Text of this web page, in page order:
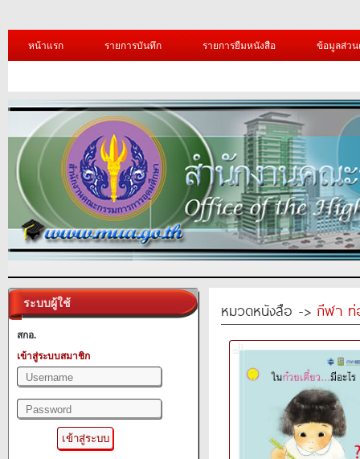
หน้าแรก รายการบันทึก รายการยืมหนังสือ ข้อมูลส่ว
ระบบผู้ใช้
สกอ.
เข้าสู่ระบบสมาชิก
หมวดหนังสือ -> กีฬา ท่